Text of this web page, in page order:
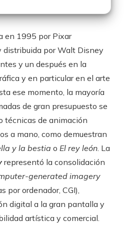
en 1995 por Pixar
distribuida por Walt Disney
y un después en la
y en particular en el arte
ese momento, la mayoría
de gran presupuesto se
técnicas de animación
a mano, como demuestran
y la bestia o El rey león . La
representó la consolidación
generated imagery
por ordenador, CGI),
digital a la gran pantalla y
artística y comercial.